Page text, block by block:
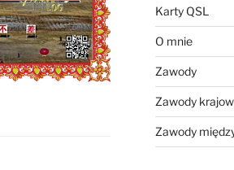
Karty QSL
O mnie
Zawody
Zawody
Zawody